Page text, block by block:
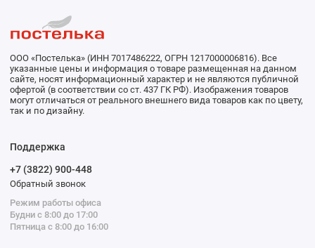
ООО «Постелька» (ИНН 7017486222, ОГРН 1217000006816). Все
указанные цены и информация о товаре размещенная на данном
сайте, носят информационный характер и не являются публичной
офертой (в соответствии со ст. 437 ГК РФ). Изображения товаров
могут отличаться от реального внешнего вида товаров как по цвету,
так и по дизайну.
Поддержка
+7 (3822) 900-448
Обратный звонок
Режим работы офиса
Будни с 8:00 до 17:00
Пятница с 8:00 до 16:00